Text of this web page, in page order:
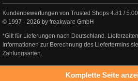
Kundenbewertungen von Trusted Shops 4.81 /5.00
© 1997 - 2026 by freakware GmbH
*Gilt für Lieferungen nach Deutschland.
Informationen zur Berechnung des Liefertermins
Zahlungsarten.
Komplette Seite